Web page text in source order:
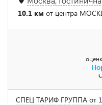
10.1 км от центра
СПЕЦ ТАРИФ ГРУППА от